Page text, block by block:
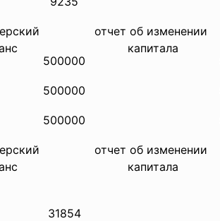
отчет об изменении
капитала
500000
500000
500000
отчет об изменении
капитала
31854